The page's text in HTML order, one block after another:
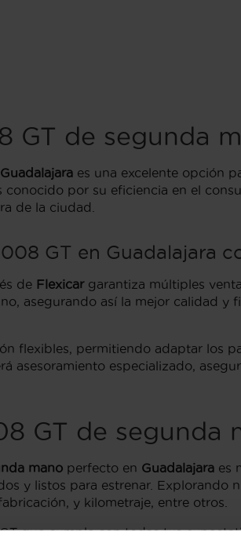
GT de segunda
es una excelente opción
por su eficiencia en el
de la ciudad.
GT en Guadalajara
de Flexicargarantiza múltiples
asegurando así la mejor calidad
flexibles, permitiendo adaptar los
asesoramiento especializado,
GT de segunda
mano perfecto en Guadalajara es
y listos para estrenar. Explorando
y kilometraje, entre otros.
que cumple con todas tus
en Guadalajara. ¡Visítanos y